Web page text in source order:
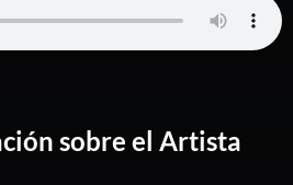
sobre el Artista